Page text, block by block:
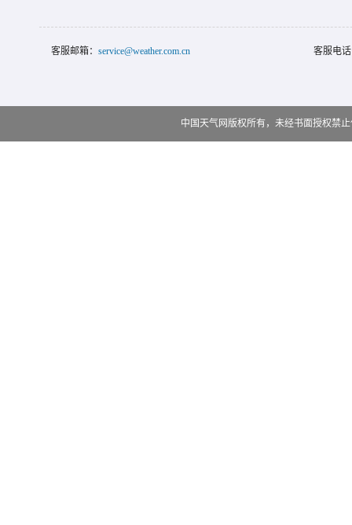
客服邮箱： service@weather.com.cn 客服电
中国天气网版权所有，未经书面授权